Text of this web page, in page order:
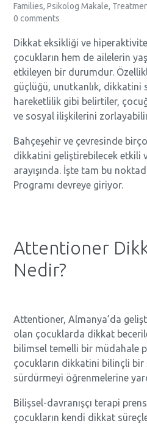
Families,Psikolog Makale,
0 comments
Dikkat eksikliği ve
çocukların hem de ailelerin
etkileyen bir durumdur.
güçlüğü, unutkanlık, dikkatini
hareketlilik gibi belirtiler,
ve sosyal ilişkilerini
Bahçeşehir ve çevresinde
dikkatini geliştirebilecek etkili
arayışında. İşte tam bu
Programı devreye giriyor.
Attentioner
Nedir?
Attentioner, Almanya’da
olan çocuklarda dikkat
bilimsel temelli bir müdahale
çocukların dikkatini bilinçli
sürdürmeyi öğrenmelerine
Bilişsel-davranışçı terapi
çocukların kendi dikkat